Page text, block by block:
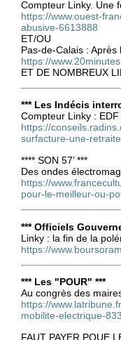
Compteur Linky. Une
https://www.ouest-
abusive-6613888
ET/OU
Pas-de-Calais : Après
https://
ET DE NOMBREUX
*** Les Indécis
Compteur Linky :
https://
surfacture-une-
**** SON 57’ ***
Des ondes
https://
pour-le-meilleur-ou-
*** Officiels
Linky : la fin de la
https://
*** Les "POUR" ***
Au congrès des
https://
mobilite-electrique-
FAUT PAYER POUE